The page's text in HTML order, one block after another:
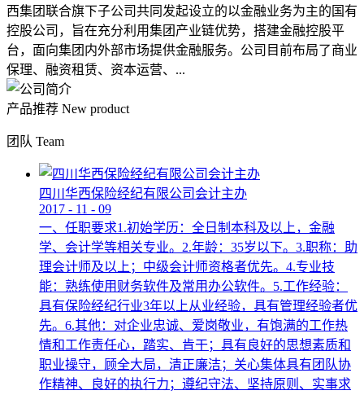
西集团联合旗下子公司共同发起设立的以金融业务为主的国有
控股公司，旨在充分利用集团产业链优势，搭建金融控股平
台，面向集团内外部市场提供金融服务。公司目前布局了商业
保理、融资租赁、资本运营、...
产品推荐 New product
团队 Team
四川华西保险经纪有限公司会计主办
2017 - 11 - 09
一、任职要求1.初始学历：全日制本科及以上，金融
学、会计学等相关专业。2.年龄：35岁以下。3.职称：助
理会计师及以上；中级会计师资格者优先。4.专业技
能：熟练使用财务软件及常用办公软件。5.工作经验：
具有保险经纪行业3年以上从业经验，具有管理经验者优
先。6.其他：对企业忠诚、爱岗敬业，有饱满的工作热
情和工作责任心，踏实、肯干；具有良好的思想素质和
职业操守，顾全大局，清正廉洁；关心集体具有团队协
作精神、良好的执行力；遵纪守法、坚持原则、实事求